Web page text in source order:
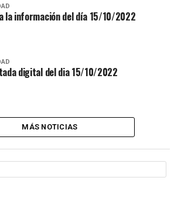
la información del día 15/10/2022
digital del dia 15/10/2022
MÁS NOTICIAS